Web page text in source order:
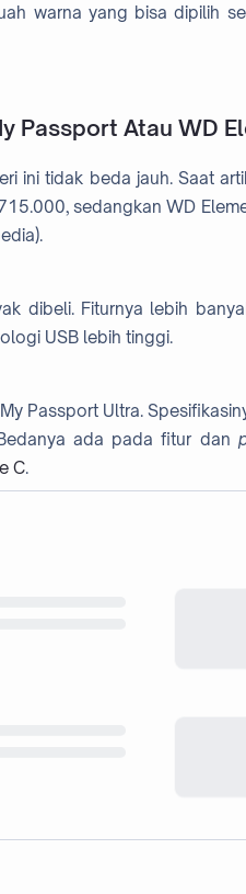
warna yang bisa dipilih
Passport Atau WD
ini tidak beda jauh. Saat
sedangkan WD
dibeli. Fiturnya lebih
USB lebih tinggi.
Passport Ultra.
ada pada fitur dan
C.